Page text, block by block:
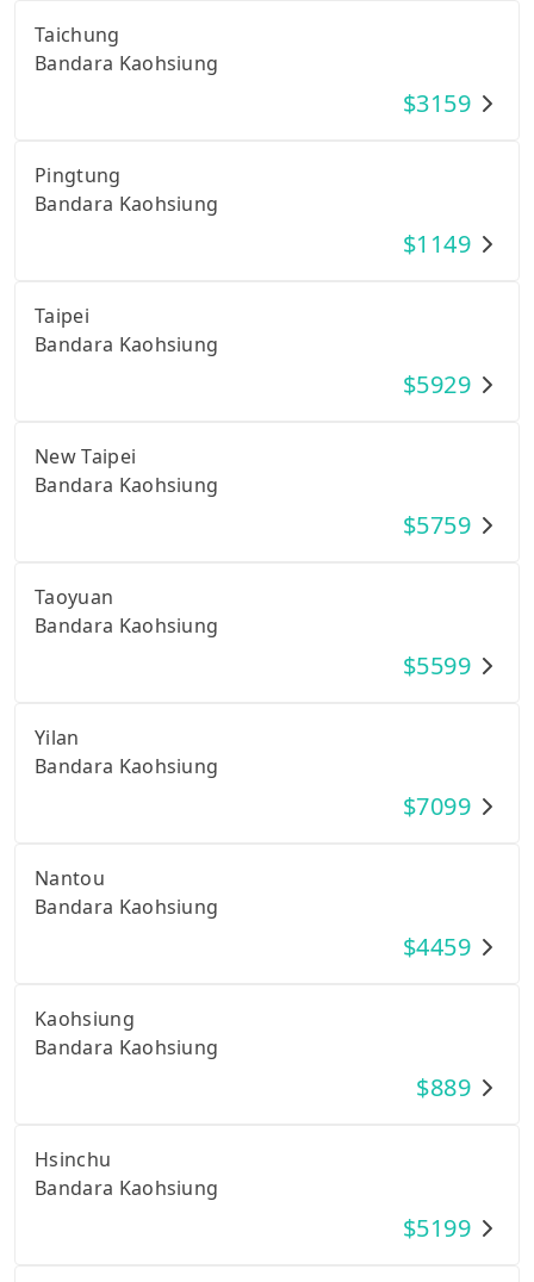
Taichung
Bandara Kaohsiung
$3159
Pingtung
Bandara Kaohsiung
$1149
Taipei
Bandara Kaohsiung
$5929
New Taipei
Bandara Kaohsiung
$5759
Taoyuan
Bandara Kaohsiung
$5599
Yilan
Bandara Kaohsiung
$7099
Nantou
Bandara Kaohsiung
$4459
Kaohsiung
Bandara Kaohsiung
$889
Hsinchu
Bandara Kaohsiung
$5199